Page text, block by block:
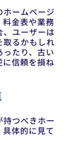
ホームページ
料金表や業務
、ユーザーは
取るかもしれ
たり、古い
に信頼を損ね
持つべきホー
体的に見て